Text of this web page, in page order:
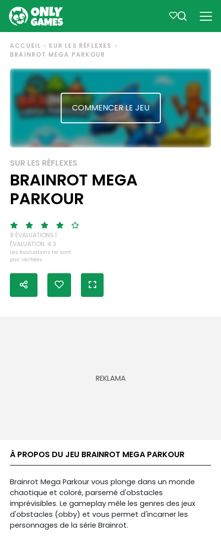
ACCUEIL
SUR LES RÉFLEXES
BRAINROT MEGA PARKOUR
COMMENCER LE JEU
SUR LES RÉFLEXES
BRAINROT MEGA
PARKOUR
9 ÉVALUATIONS |
ÉVALUATION: 4.3
Les évaluations ne sont
pas vérifiées
À PROPOS DU JEU BRAINROT MEGA PARKOUR
Brainrot Mega Parkour vous plonge dans un monde
chaotique et coloré, parsemé d'obstacles
imprévisibles. Le gameplay mêle les genres des jeux
d'obstacles (obby) et vous permet d'incarner les
personnages de la série Brainrot.